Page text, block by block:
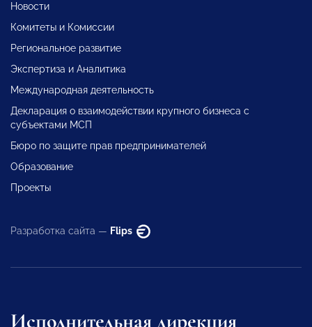
Новости
Комитеты и Комиссии
Региональное развитие
Экспертиза и Аналитика
Международная деятельность
Декларация о взаимодействии крупного бизнеса с
субъектами МСП
Бюро по защите прав предпринимателей
Образование
Проекты
Разработка сайта — Flips
Исполнительная дирекция